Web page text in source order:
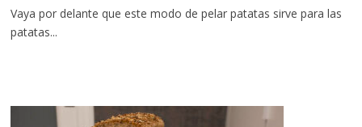
Vaya por delante que este modo de pelar patatas sirve para las
patatas...